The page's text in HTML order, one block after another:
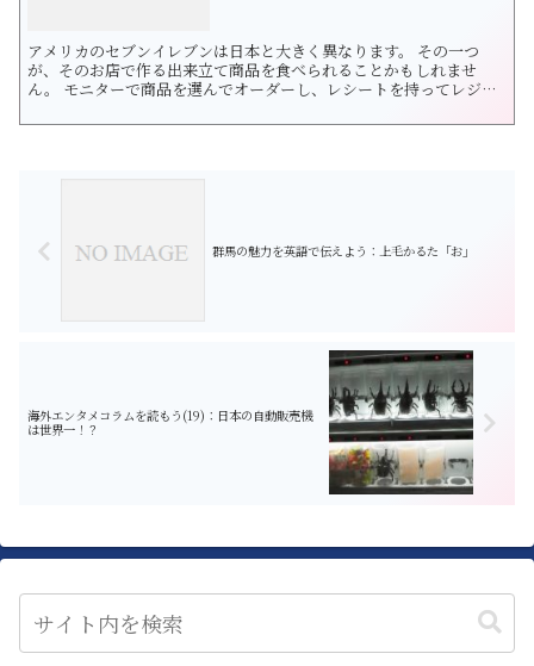
アメリカのセブンイレブンは日本と大きく異なります。 その一つ
が、そのお店で作る出来立て商品を食べられることかもしれませ
ん。 モニターで商品を選んでオーダーし、レシートを持ってレジ
列されています。 手軽に買えて、朝ごはんにぴったりですよ♪ それ
群馬の魅力を英語で伝えよう：上毛かるた「お」
海外エンタメコラムを読もう(19)：日本の自動販売機
は世界一！？